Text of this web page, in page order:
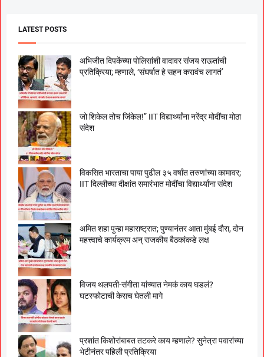
LATEST POSTS
अभिजीत दिपकेंच्या पोलिसांशी वादावर संजय राऊतांची
प्रतिक्रिया; म्हणाले, ‘संघर्षात हे सहन करावंच लागतं’
जो शिकेल तोच जिंकेल!” IIT विद्यार्थ्यांना नरेंद्र मोदींचा मोठा
संदेश
विकसित भारताचा पाया पुढील ३५ वर्षांत तरुणांच्या कामावर;
IIT दिल्लीच्या दीक्षांत समारंभात मोदींचा विद्यार्थ्यांना संदेश
अमित शहा पुन्हा महाराष्ट्रात; पुण्यानंतर आता मुंबई दौरा, दोन
महत्त्वाचे कार्यक्रम अन् राजकीय बैठकांकडे लक्ष
विजय थलपती-संगीता यांच्यात नेमकं काय घडलं?
घटस्फोटाची केसच घेतली मागे
प्रशांत किशोरांबाबत तटकरे काय म्हणाले? सुनेत्रा पवारांच्या
भेटीनंतर पहिली प्रतिक्रिया